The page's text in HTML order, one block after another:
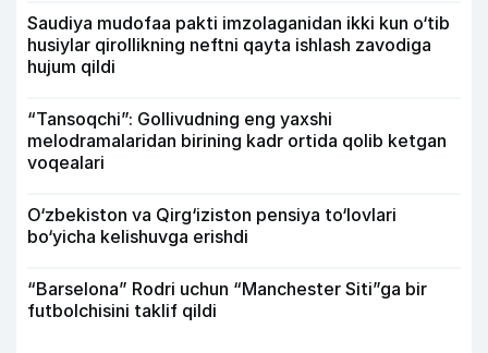
Saudiya mudofaa pakti imzolaganidan ikki kun o‘tib
husiylar qirollikning neftni qayta ishlash zavodiga
hujum qildi
“Tansoqchi”: Gollivudning eng yaxshi
melodramalaridan birining kadr ortida qolib ketgan
voqealari
O‘zbekiston va Qirg‘iziston pensiya to‘lovlari
bo‘yicha kelishuvga erishdi
“Barselona” Rodri uchun “Manchester Siti”ga bir
futbolchisini taklif qildi